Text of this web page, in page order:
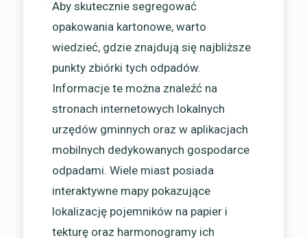
Aby skutecznie segregować
opakowania kartonowe, warto
wiedzieć, gdzie znajdują się najbliższe
punkty zbiórki tych odpadów.
Informacje te można znaleźć na
stronach internetowych lokalnych
urzędów gminnych oraz w aplikacjach
mobilnych dedykowanych gospodarce
odpadami. Wiele miast posiada
interaktywne mapy pokazujące
lokalizację pojemników na papier i
tekturę oraz harmonogramy ich